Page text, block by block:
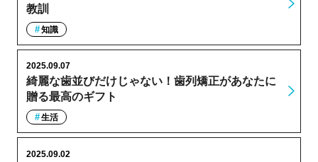
教訓
知識
綺麗な歯並びだけじゃない！歯列矯正があなたに
贈る最高のギフト
2025.09.07
生活
2025.09.02